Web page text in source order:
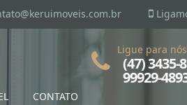
CONTATO
Ligue para
(47) 3435-
99929-